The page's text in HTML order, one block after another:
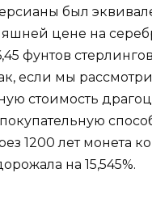
был
цене на
фунтов
если мы
стоимость
1200 лет монета
на 15,545%.